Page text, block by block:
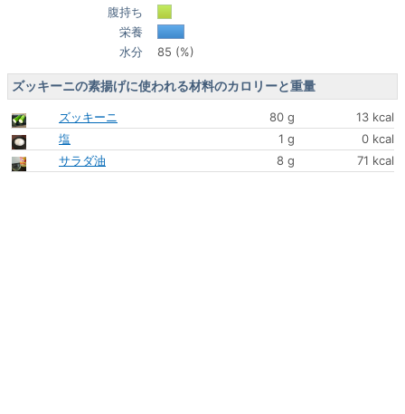
腹持ち
栄養
水分
85 (%)
ズッキーニの素揚げに使われる材料のカロリーと重量
ズッキーニ 80 g
13 kcal
塩
1 g
0 kcal
サラダ油
8 g 71 kcal